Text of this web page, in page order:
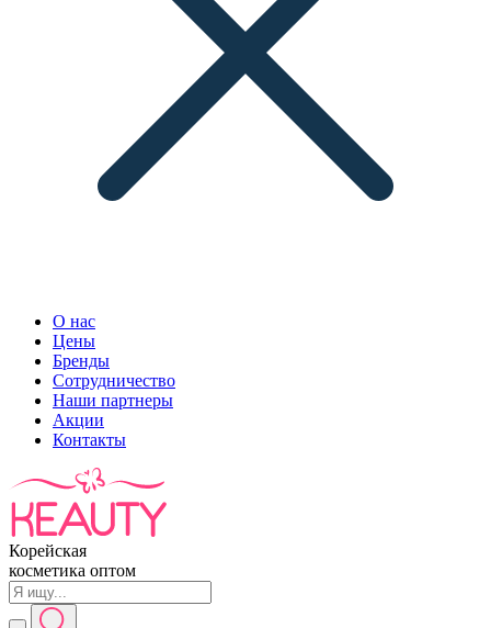
О нас
Цены
Бренды
Сотрудничество
Наши партнеры
Акции
Контакты
Корейская
косметика оптом